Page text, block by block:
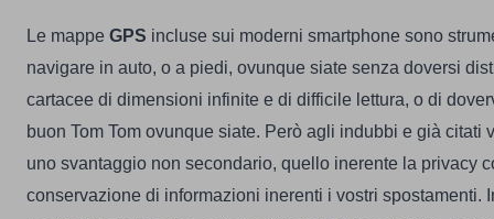
Le mappe GPS incluse sui moderni smartphone sono
navigare in auto, o a piedi, ovunque siate senza doversi
cartacee di dimensioni infinite e di difficile lettura, o di
buon Tom Tom ovunque siate. Però agli indubbi e già citati
uno svantaggio non secondario, quello inerente la privacy
conservazione di informazioni inerenti i vostri spostamenti.